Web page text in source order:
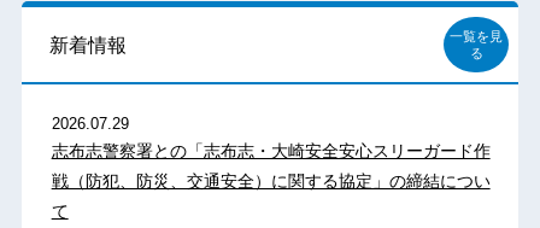
新着情報
一覧を見
る
2026.07.29
志布志警察署との「志布志・大崎安全安心スリーガード作
戦（防犯、防災、交通安全）に関する協定」の締結につい
て